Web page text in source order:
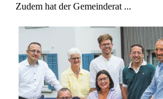
Zudem hat der Gemeinderat ...